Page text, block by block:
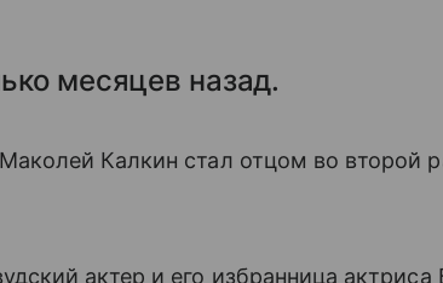
месяцев назад.
Калкин стал отцом во второй
актер и его избранница актриса